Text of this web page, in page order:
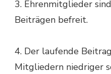
3. Ehrenmitglieder
Beiträgen befreit.
4. Der laufende
Mitgliedern niedriger